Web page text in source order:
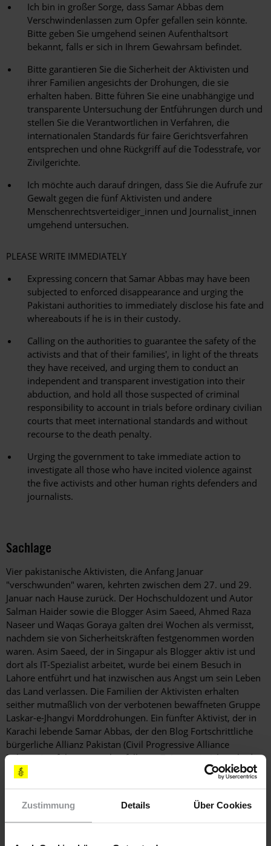
Zustimmung Details Über Cookies
Ich bin in großer Sorge, dass Samar Abbas dem
Verschwindenlassen zum Opfer gefallen sein könnte.
Bitte geben Sie umgehend seinen Aufenthaltsort
bekannt, falls er sich in Ihrem Gewahrsam befindet.
Bitte garantieren Sie die Sicherheit der Aktivisten und
ihrer Familien angesichts der Drohungen, die sie
erhalten haben. Bitte führen Sie eine unabhängige und
transparente Untersuchung der Entführungen durch und
stellen Sie die Verantwortlichen in Verfahren, die
internationalen Standards für faire Gerichtsverfahren
entsprechen und ohne Rückgriff auf die Todesstrafe, vor
Zivilgerichte.
Ich möchte auch darauf dringen, dass Sie die Aufrufe zur
Gewalt gegen die fünf Aktivisten und andere
Menschenrechtsverteidiger_innen und Journalist_innen
umgehend untersuchen.
PLEASE WRITE IMMEDIATELY
Expressing concern that Samar Abbas may have been
subjected to enforced disappearance and urging the
Pakistani authorities to immediately disclose his fate and
whereabouts if he is in their custody.
Calling on the authorities to guarantee the safety of the
activists and that of their families', in light of the threats
they have received, and urging them to conduct an
independent and transparent investigation into their
abduction, and hold all those suspected of criminal
responsibility to account in trials before ordinary civilian
courts that meet international standards and without
recourse to the death penalty.
Urging the government to take immediate action to
investigate all those who have incited violence against
the five activists and other human rights defenders and
journalists.
Sachlage
Vier pakistanische Aktivisten, die Anfang Januar
"verschwunden" waren, kehrten zwischen dem 27. und 29.
Januar nach Hause zurück. Der Hochschuldozent und Autor
Salman Haider sowie die Blogger Asim Saeed, Ahmed Raza
Naseer und Waqas Goraya galten drei Wochen als vermisst,
nachdem sie von Sicherheitskräften festgenommen worden
waren. Asim Saeed, der in Singapur als Blogger aktiv ist und
dort als IT-Spezialist arbeitet, wurde bei einem Besuch in
Lahore entführt und hat inzwischen aus Angst um sein Leben
das Land verlassen. Die Familien der Aktivisten erhalten
seither mutmaßlich von der verbotenen bewaffneten Gruppe
Laskar-e-Jhangvi Morddrohungen. Ein fünfter Aktivist, der in
Karachi lebende Samar Abbas, der den Blog Fortschrittliche
bürgerliche Allianz Pakistan (Civil Progressive Alliance
Pakistan) anführte, war ebenfalls am 7. Januar in Islamabad
auf dem Weg zur Arbeit "verschwunden". Über seinen
Alle fünf Aktivisten nutzen Online-Plattformen wie Facebook,
um ihre Ansichten über Menschenrechtsfragen in Pakistan zu